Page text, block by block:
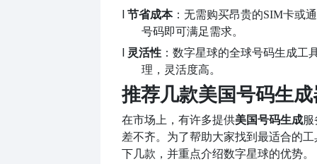
l 节省成本：无需购买昂贵的SIM卡或
号码即可满足需求。
灵活性 ：数字星球的全球号码生成工
理，灵活度高。
推荐几款美国号码生
在市场上，有许多提供美国号码生成
差不齐。为了帮助大家找到最适合的
下几款，并重点介绍数字星球的优势。